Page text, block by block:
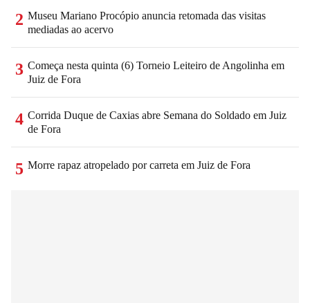
2 Museu Mariano Procópio anuncia retomada das visitas
mediadas ao acervo
3 Começa nesta quinta (6) Torneio Leiteiro de Angolinha em
Juiz de Fora
4 Corrida Duque de Caxias abre Semana do Soldado em Juiz
de Fora
5 Morre rapaz atropelado por carreta em Juiz de Fora